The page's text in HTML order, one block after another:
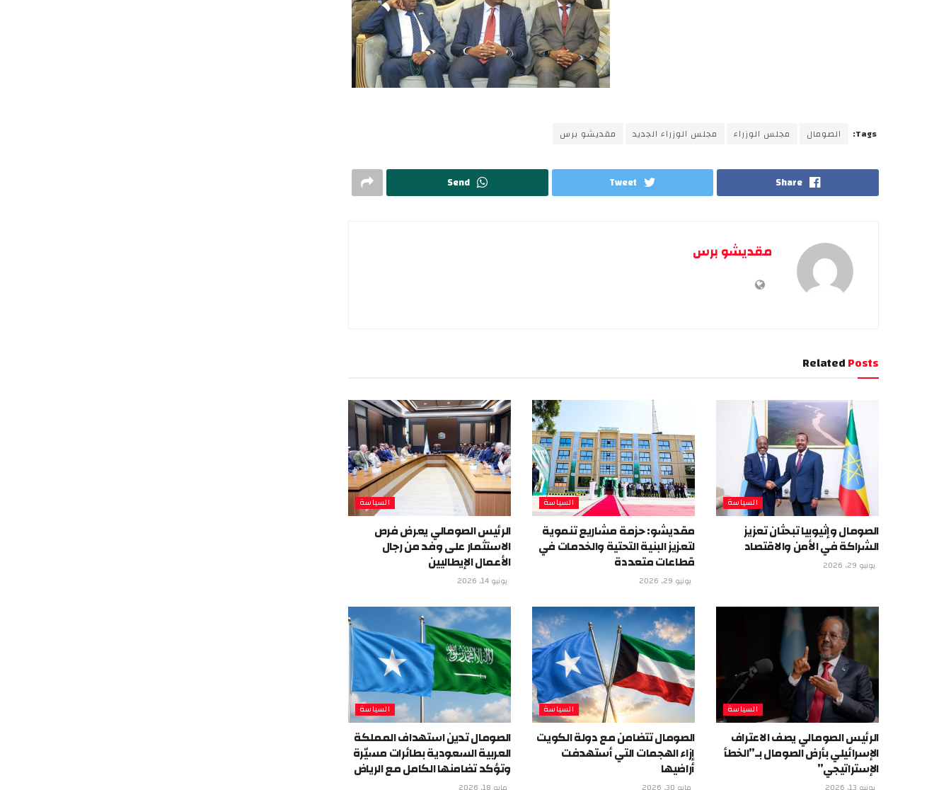
Tags: الصومال مجلس الوزراء مجلس الوزراء الجديد مقديشو برس
Share
Tweet
Send
مقديشو برس
RelatedPosts
السياسة
الصومال وإثيوبيا تبحثان تعزيز
الشراكة في الأمن والاقتصاد
يونيو 29, 2026
السياسة
مقديشو: حزمة مشاريع تنموية
لتعزيز البنية التحتية والخدمات في
قطاعات متعددة
يونيو 29, 2026
السياسة
الرئيس الصومالي يعرض فرص
الاستثمار على وفد من رجال
الأعمال الإيطاليين
يونيو 14, 2026
السياسة
الرئيس الصومالي يصف الاعتراف
الإسرائيلي بأرض الصومال بـ”الخطأ
الإستراتيجي”
السياسة
الصومال تتضامن مع دولة الكويت
إزاء الهجمات التي أستهدفت
أراضيها
السياسة
الصومال تدين استهداف المملكة
العربية السعودية بطائرات مسيّرة
وتؤكد تضامنها الكامل مع الرياض